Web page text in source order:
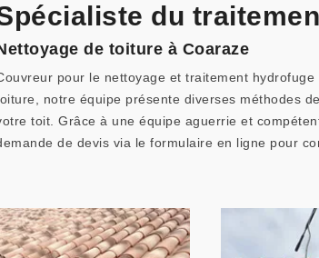
du
de toiture à Coaraze
pour le nettoyage et traitement
notre équipe présente diverses méthodes
toit. Grâce à une équipe aguerrie et
de devis via le formulaire en ligne pour